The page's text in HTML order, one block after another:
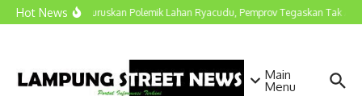
Lewati ke konten
Hot News
Marindo Luruskan Polemik Lahan Ryacudu, Pemprov Tegaskan Tak Ada
Main
Menu